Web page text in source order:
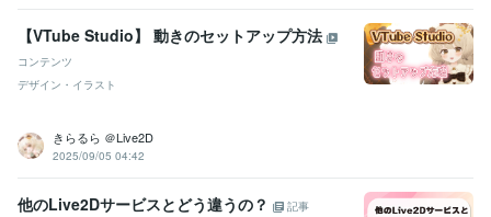
【VTube Studio】 動きのセットアップ方法
コンテンツ
デザイン・イラスト
きらるら ＠Live2D
2025/09/05 04:42
他のLive2Dサービスとどう違うの？
記事